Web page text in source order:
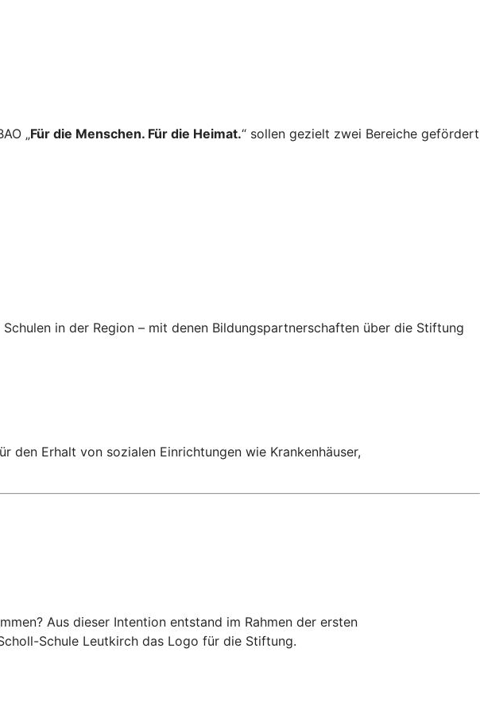
„Für die Menschen. Für die Heimat.“ sollen gezielt zwei Bereiche gefördert
in der Region – mit denen Bildungspartnerschaften über die Stiftung
Erhalt von sozialen Einrichtungen wie Krankenhäuser,
Aus dieser Intention entstand im Rahmen der ersten
Schule Leutkirch das Logo für die Stiftung.